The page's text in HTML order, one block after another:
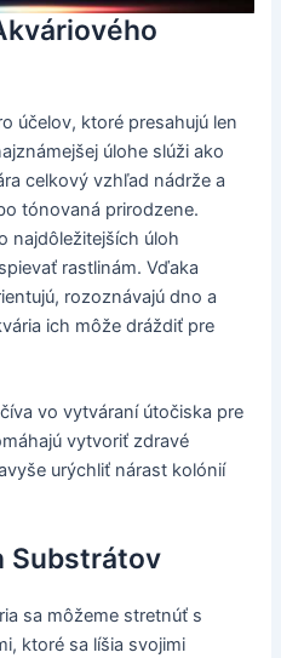
účelov, ktoré presahujú len
úlohe slúži ako
celkový vzhľad nádrže a
tónovaná prirodzene.
najdôležitejších úloh
rastlinám. Vďaka
rozoznávajú dno a
ich môže dráždiť pre
vo vytváraní útočiska pre
vytvoriť zdravé
urýchliť nárast kolónií
Substrátov
sa môžeme stretnúť s
ktoré sa líšia svojimi